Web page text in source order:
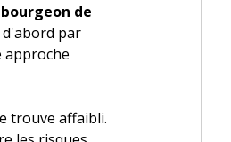
bourgeon de
d'abord par
approche
trouve affaibli.